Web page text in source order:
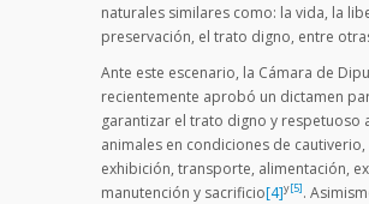
naturales similares como: la vida, la
preservación, el trato digno, entre
Ante este escenario, la Cámara de
recientemente aprobó un dictamen
garantizar el trato digno y respetuoso
animales en condiciones de cautiverio,
exhibición, transporte, alimentación,
manutención y sacrificio[4]y[5].